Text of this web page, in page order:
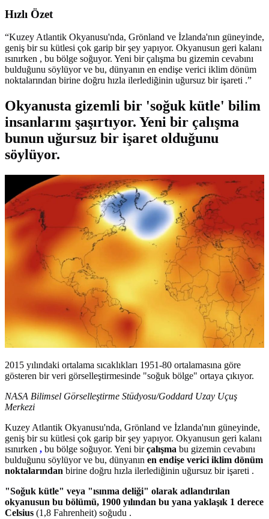
Hızlı Özet
“Kuzey Atlantik Okyanusu'nda, Grönland ve İzlanda'nın güneyinde,
geniş bir su kütlesi çok garip bir şey yapıyor. Okyanusun geri kalanı
ısınırken , bu bölge soğuyor. Yeni bir çalışma bu gizemin cevabını
bulduğunu söylüyor ve bu, dünyanın en endişe verici iklim dönüm
noktalarından birine doğru hızla ilerlediğinin uğursuz bir işareti .”
Okyanusta gizemli bir 'soğuk kütle' bilim
insanlarını şaşırtıyor. Yeni bir çalışma
bunun uğursuz bir işaret olduğunu
söylüyor.
2015 yılındaki ortalama sıcaklıkları 1951-80 ortalamasına göre
gösteren bir veri görselleştirmesinde "soğuk bölge" ortaya çıkıyor.
NASA Bilimsel Görselleştirme Stüdyosu/Goddard Uzay Uçuş
Merkezi
Kuzey Atlantik Okyanusu'nda, Grönland ve İzlanda'nın güneyinde,
geniş bir su kütlesi çok garip bir şey yapıyor. Okyanusun geri kalanı
ısınırken , bu bölge soğuyor. Yeni birçalışma bu gizemin cevabını
bulduğunu söylüyor ve bu, dünyanın en endişe verici iklim dönüm
noktalarından birine doğru hızla ilerlediğinin uğursuz bir işareti .
"Soğuk kütle" veya "ısınma deliği" olarak adlandırılan
okyanusun bu bölümü, 1900 yılından bu yana yaklaşık 1 derece
Celsius (1,8 Fahrenheit) soğudu .